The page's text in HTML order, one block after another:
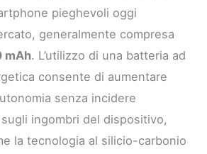
pieghevoli oggi
generalmente compresa
mAh. L’utilizzo di una batteria ad
consente di aumentare
senza incidere
ingombri del dispositivo,
la tecnologia al silicio-carbonio